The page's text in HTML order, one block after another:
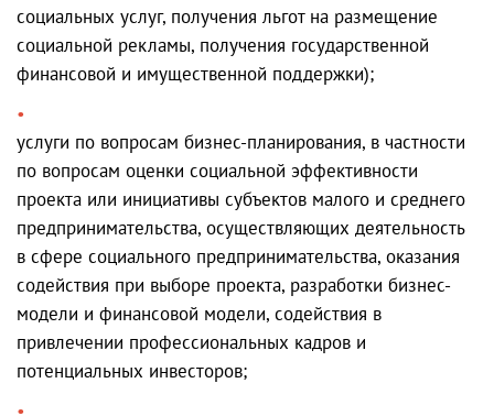
социальных услуг, получения льгот на размещение
социальной рекламы, получения государственной
финансовой и имущественной поддержки);
услуги по вопросам бизнес-планирования, в частности
по вопросам оценки социальной эффективности
проекта или инициативы субъектов малого и среднего
предпринимательства, осуществляющих деятельность
в сфере социального предпринимательства, оказания
содействия при выборе проекта, разработки бизнес-
модели и финансовой модели, содействия в
привлечении профессиональных кадров и
потенциальных инвесторов;